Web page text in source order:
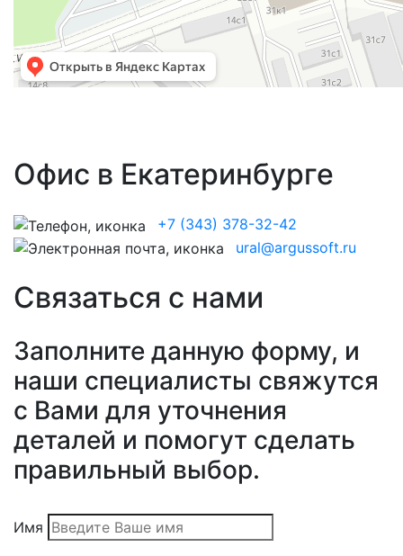
Офис в Екатеринбурге
+7 (343) 378-32-42
ural@argussoft.ru
Связаться с нами
Заполните данную форму, и
наши специалисты свяжутся
с Вами для уточнения
деталей и помогут сделать
правильный выбор.
Имя